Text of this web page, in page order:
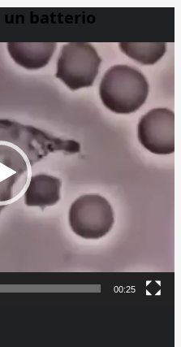
un batterio
00:25